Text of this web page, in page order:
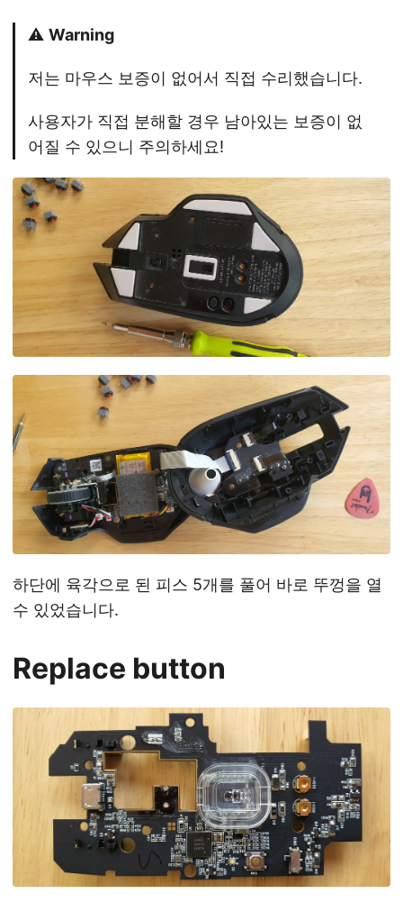
⚠️ Warning
저는 마우스 보증이 없어서 직접 수리했습니다.
사용자가 직접 분해할 경우 남아있는 보증이 없
어질 수 있으니 주의하세요!
하단에 육각으로 된 피스 5개를 풀어 바로 뚜껑을 열
수 있었습니다.
Replace button